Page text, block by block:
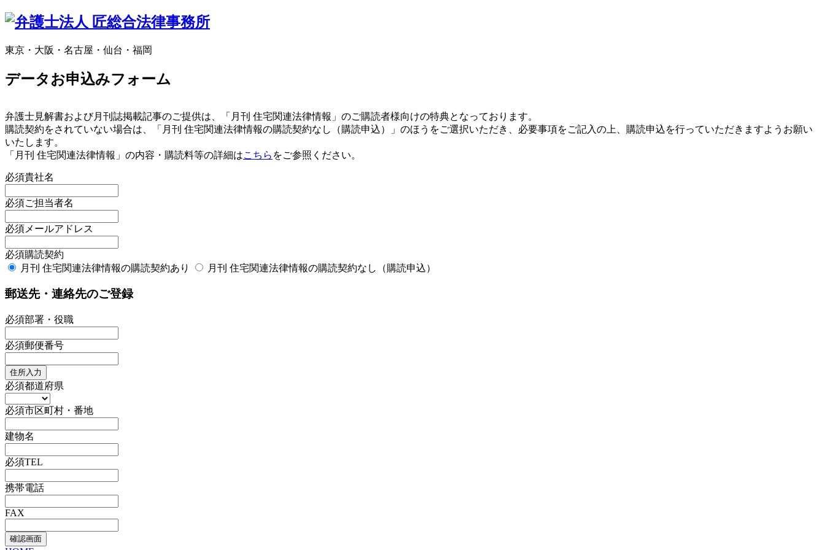
東京・大阪・名古屋・仙台・福岡
データお申込みフォーム
弁護士見解書および月刊誌掲載記事のご提供は、「月刊 住宅関連法律情報」のご購読者様向けの特典となっております。
購読契約をされていない場合は、「月刊 住宅関連法律情報の購読契約なし（購読申込）」のほうをご選択いただき、必要事項をご記入の上、購読申込を行っていただきますようお願い
いたします。
「月刊 住宅関連法律情報」の内容・購読料等の詳細はこちら をご参照ください。
必須貴社名
必須ご担当者名
必須 メールアドレス
必須購読契約
月刊 住宅関連法律情報の購読契約あり
月刊 住宅関連法律情報の購読契約なし（購読申込）
郵送先・連絡先のご登録
必須部署・役職
必須郵便番号
住所入力
必須都道府県
必須市区町村・番地
建物名
必須TEL
携帯電話
FAX
確認画面